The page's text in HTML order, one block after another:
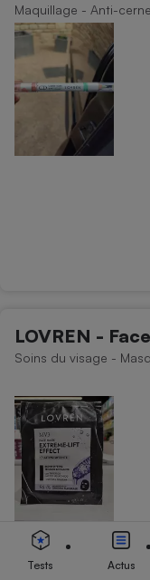
Maquillage - Anti-
LOVREN -
Soins du visage -
Tests Actus